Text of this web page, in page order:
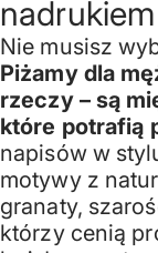
Nie musisz
Piżamy dla
rzeczy – są
które potrafią
napisów w
motywy z
granaty,
którzy cenią